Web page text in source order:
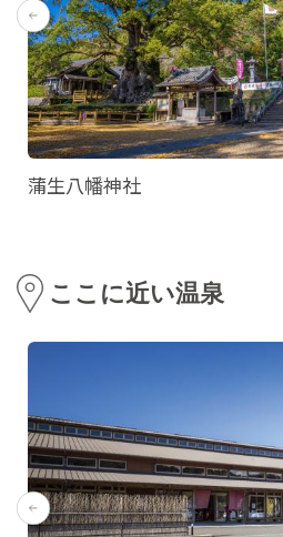
蒲生八幡神社
ここに近い温泉